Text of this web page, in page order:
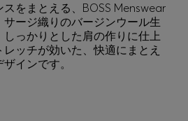
をまとえる、BOSS Menswear
ージ織りのバージンウール生
っかりとした肩の作りに仕上
ッチが効いた、快適にまとえ
インです。